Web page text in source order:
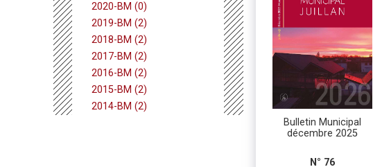
2020-BM (0)
2019-BM (2)
2018-BM (2)
2017-BM (2)
2016-BM (2)
2015-BM (2)
2014-BM (2)
Bulletin Municipal
décembre 2025
N° 76